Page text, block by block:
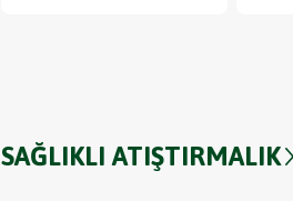
SAĞLIKLI ATIŞTIRMALIK